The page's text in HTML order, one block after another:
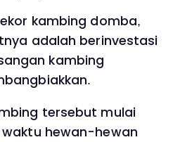
kambing domba,
adalah berinvestasi
kambing
tersebut mulai
hewan-hewan